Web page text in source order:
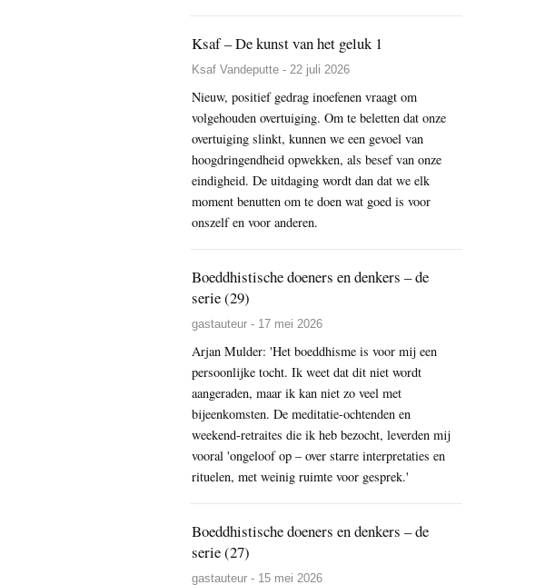
Ksaf – De kunst van het geluk 1
Ksaf Vandeputte - 22 juli 2026
Nieuw, positief gedrag inoefenen vraagt om
volgehouden overtuiging. Om te beletten dat onze
overtuiging slinkt, kunnen we een gevoel van
hoogdringendheid opwekken, als besef van onze
eindigheid. De uitdaging wordt dan dat we elk
moment benutten om te doen wat goed is voor
onszelf en voor anderen.
Boeddhistische doeners en denkers – de
serie (29)
gastauteur - 17 mei 2026
Arjan Mulder: 'Het boeddhisme is voor mij een
persoonlijke tocht. Ik weet dat dit niet wordt
aangeraden, maar ik kan niet zo veel met
bijeenkomsten. De meditatie-ochtenden en
weekend-retraites die ik heb bezocht, leverden mij
vooral 'ongeloof op – over starre interpretaties en
rituelen, met weinig ruimte voor gesprek.'
Boeddhistische doeners en denkers – de
serie (27)
gastauteur - 15 mei 2026